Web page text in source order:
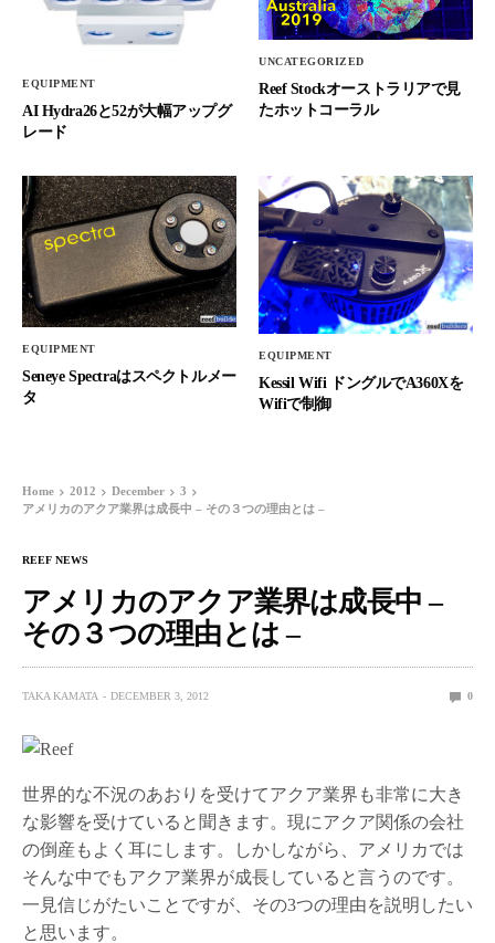
EQUIPMENT
AI Hydra26と52が大幅アップグ
レード
UNCATEGORIZED
Reef Stockオーストラリアで見
たホットコーラル
EQUIPMENT
Seneye Spectraはスペクトルメー
タ
EQUIPMENT
Kessil Wifi ドングルでA360Xを
Wifiで制御
Home 2012 December
3
アメリカのアクア業界は成長中 – その３つの理由とは –
REEF NEWS
アメリカのアクア業界は成長中 –
その３つの理由とは –
TAKA KAMATA DECEMBER 3, 2012 0
世界的な不況のあおりを受けてアクア業界も非常に大き
な影響を受けていると聞きます。現にアクア関係の会社
の倒産もよく耳にします。しかしながら、アメリカでは
そんな中でもアクア業界が成長していると言うのです。
一見信じがたいことですが、その3つの理由を説明したい
と思います。